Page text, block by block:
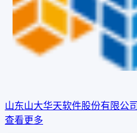
山东山大华天软件股份有限公司
查看更多